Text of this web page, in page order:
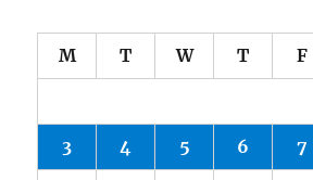
M T W T F
3 4 5 6 7